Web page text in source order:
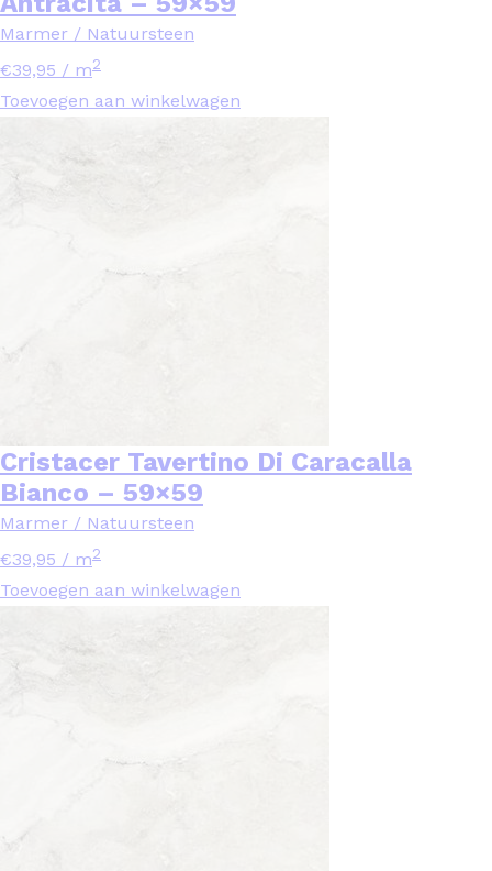
Marmer / Natuursteen
€39,95 / m2
Toevoegen aan winkelwagen
Cristacer Tavertino Di Caracalla
Bianco – 59×59
Marmer / Natuursteen
€39,95 / m2
Toevoegen aan winkelwagen